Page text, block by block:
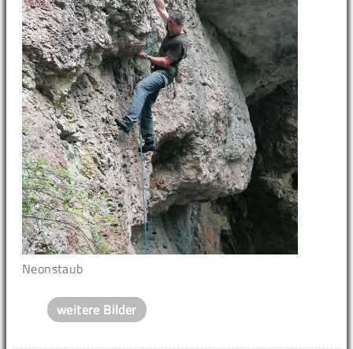
Neonstaub
weitere Bilder